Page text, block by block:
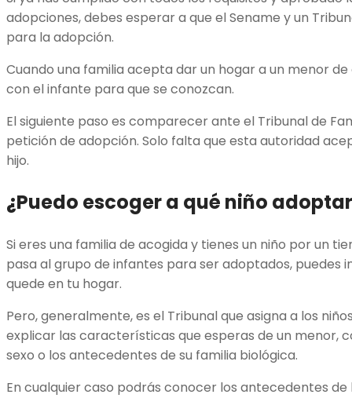
adopciones, debes esperar a que el Sename y un
para la adopción.
Cuando una familia acepta dar un hogar a un menor
con el infante para que se conozcan.
El siguiente paso es comparecer ante el Tribunal de
petición de adopción. Solo falta que esta autoridad
hijo.
¿Puedo escoger a qué niño
Si eres una familia de acogida y tienes un niño por un
pasa al grupo de infantes para ser adoptados, puedes
quede en tu hogar.
Pero, generalmente, es el Tribunal que asigna a los
explicar las características que esperas de un menor,
sexo o los antecedentes de su familia biológica.
En cualquier caso podrás conocer los antecedentes